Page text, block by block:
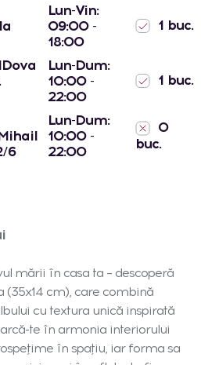
Lun-Vin:
09:00 -
18:00
1 buc.
Lun-Dum:
10:00 -
22:00
1 buc.
6
Lun-Dum:
10:00 -
22:00
0
buc.
mării în casa ta – descoperă
(35x14 cm), care combină
cu textura unică inspirată
te în armonia interiorului
în spațiu, iar forma sa